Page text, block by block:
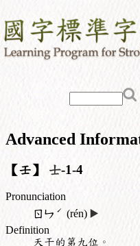
Advanced
【壬】 士-1-4
Pronunciation
ㄖㄣ ˊ (rén) ▶️
Definition
天干的第九位。